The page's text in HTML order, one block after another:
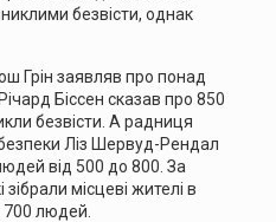
безвісти, однак
Грін заявляв про понад
Біссен сказав про 850
безвісти. А радниця
Ліз Шервуд-Рендал
від 500 до 800. За
місцеві жителі в
700 людей.